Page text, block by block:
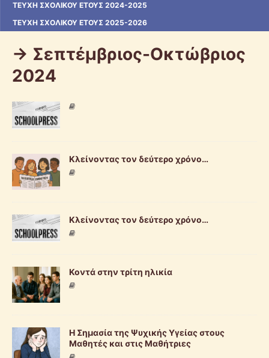
ΤΕΎΧΗ ΣΧΟΛΙΚΟΎ ΈΤΟΥΣ 2024-2025
ΤΕΥΧΗ ΣΧΟΛΙΚΟΥ ΕΤΟΥΣ 2025-2026
-> Σεπτέμβριος-Οκτώβριος
2024
Κλείνοντας τον δεύτερο χρόνο…
Κλείνοντας τον δεύτερο χρόνο…
Κοντά στην τρίτη ηλικία
Η Σημασία της Ψυχικής Υγείας στους
Μαθητές και στις Μαθήτριες